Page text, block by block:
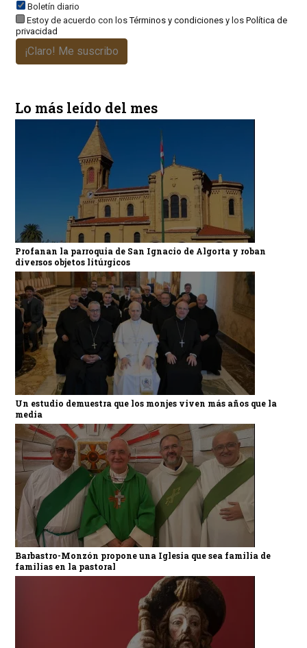
Boletín diario
Estoy de acuerdo con losTérminos y condicionesy los Política de
privacidad
¡Claro! Me suscribo
Lo más leído del mes
Profanan la parroquia de San Ignacio de Algorta y roban
diversos objetos litúrgicos
Un estudio demuestra que los monjes viven más años que la
media
Barbastro-Monzón propone una Iglesia que sea familia de
familias en la pastoral